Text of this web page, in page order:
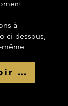
à
ci-dessous,
même
En savoir Plus